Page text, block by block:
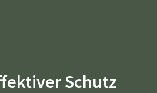
Schutz